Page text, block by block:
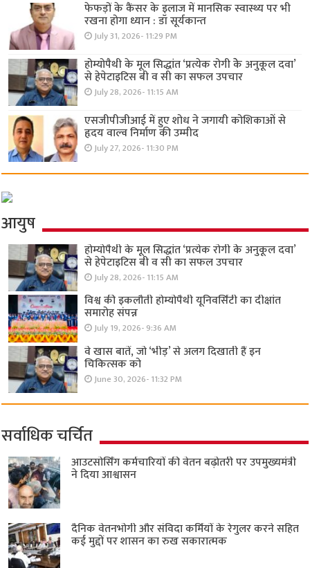
फेफड़ों के कैंसर के इलाज में मानसिक स्वास्थ्य पर भी
रखना होगा ध्यान : डॉ सूर्यकान्त
July 31, 2026- 11:29 PM
होम्योपैथी के मूल सिद्धांत ‘प्रत्येक रोगी केे अनुकूल दवा’
से हेपेटाइटिस बी व सी का सफल उपचार
July 28, 2026- 11:15 AM
एसजीपीजीआई में हुए शोध ने जगायी कोशिकाओं से
हृदय वाल्व निर्माण की उम्मीद
July 27, 2026- 11:30 PM
आयुष
होम्योपैथी के मूल सिद्धांत ‘प्रत्येक रोगी केे अनुकूल दवा’
से हेपेटाइटिस बी व सी का सफल उपचार
July 28, 2026- 11:15 AM
विश्व की इकलौती होम्योपैथी यूनिवर्सिटी का दीक्षांत
समारोह संपन्न
July 19, 2026- 9:36 AM
वे खास बातें, जो ‘भीड़’ से अलग दिखाती हैं इन
चिकित्सक को
June 30, 2026- 11:32 PM
सर्वाधिक चर्चित
आउटसोर्सिंग कर्मचारियों की वेतन बढ़ोतरी पर उपमुख्यमंत्री
ने दिया आश्वासन
दैनिक वेतनभोगी और संविदा कर्मियों के रेगुलर करने सहित
कई मुद्दों पर शासन का रुख सकारात्मक